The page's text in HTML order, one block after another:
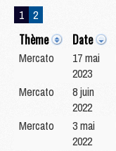
1 2
Thème Date
Mercato
17 mai
2023
Mercato
8 juin
2022
Mercato
3 mai
2022